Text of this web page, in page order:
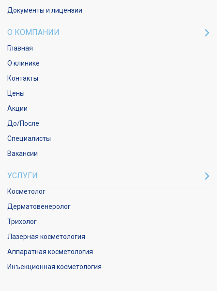
Документы и лицензии
О КОМПАНИИ
Главная
О клинике
Контакты
Цены
Акции
До/После
Специалисты
Вакансии
УСЛУГИ
Косметолог
Дерматовенеролог
Трихолог
Лазерная косметология
Аппаратная косметология
Инъекционная косметология